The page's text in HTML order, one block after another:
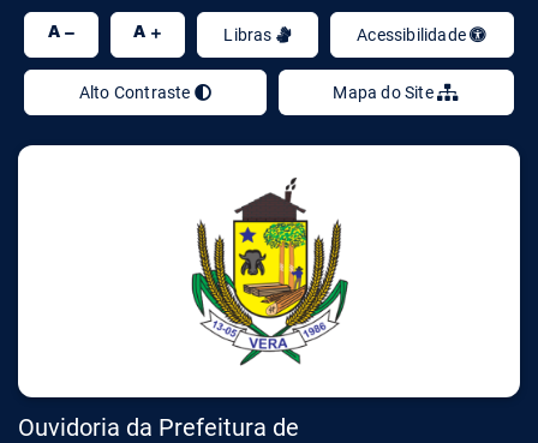
A A Libras Acessibilidade
Alto Contraste Mapa do Site
Ouvidoria da Prefeitura de